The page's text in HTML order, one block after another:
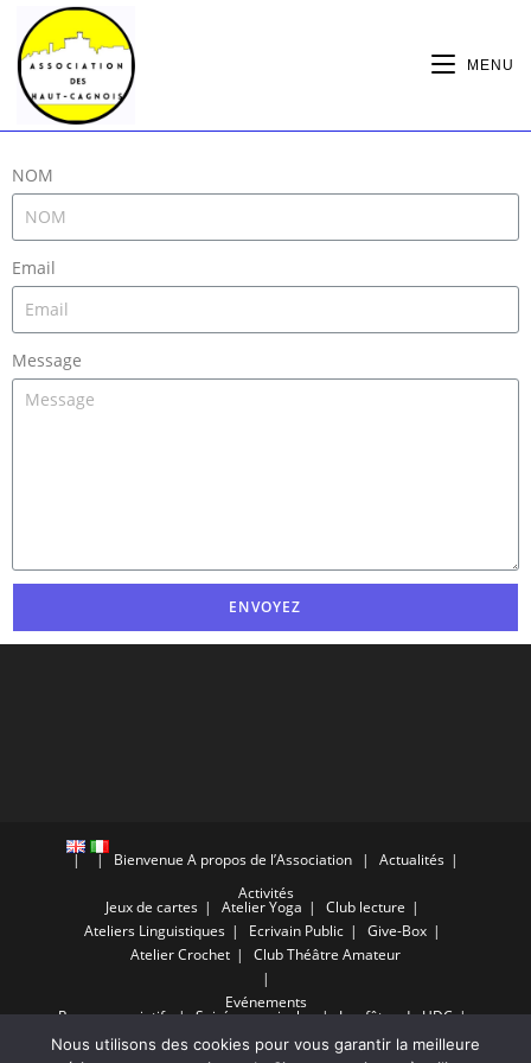
MENU
NOM
Email
Message
ENVOYEZ
Bienvenue A propos de l’Association
Actualités
Activités
Jeux de cartes Atelier Yoga
Club lecture
Ateliers Linguistiques
Ecrivain Public
Give-Box
Atelier Crochet
Club Théâtre Amateur
Evénements
Repas associatifs Soirées musicales
Les fêtes du HDC
Calendrier de l’Avent
Nous utilisons des cookies pour vous garantir la meilleure